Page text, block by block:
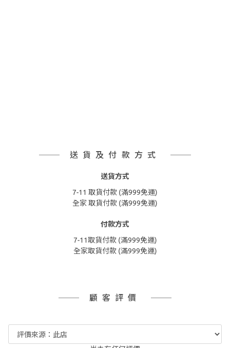
送貨及付款方式
送貨方式
7-11 取貨付款 (滿999免運)
全家 取貨付款 (滿999免運)
付款方式
7-11取貨付款 (滿999免運)
全家取貨付款 (滿999免運)
顧客評價